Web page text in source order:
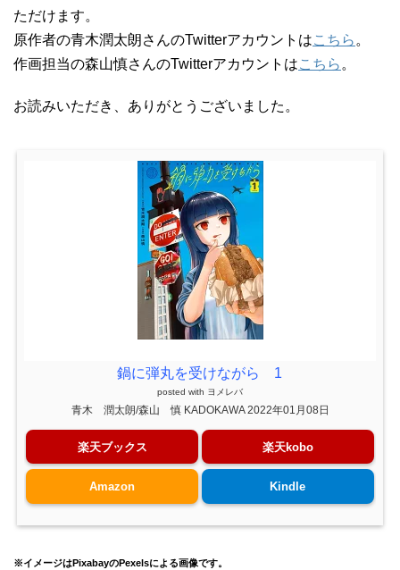
ただけます。
原作者の青木潤太朗さんのTwitterアカウントはこちら 。
作画担当の森山慎さんのTwitterアカウントはこちら 。
お読みいただき、ありがとうございました。
鍋に弾丸を受けながら 1
posted with ヨメレバ
青木 潤太朗/森山 慎 KADOKAWA 2022年01月08日
楽天ブックス 楽天kobo
Amazon Kindle
※イメージはPixabayのPexelsによる画像です。